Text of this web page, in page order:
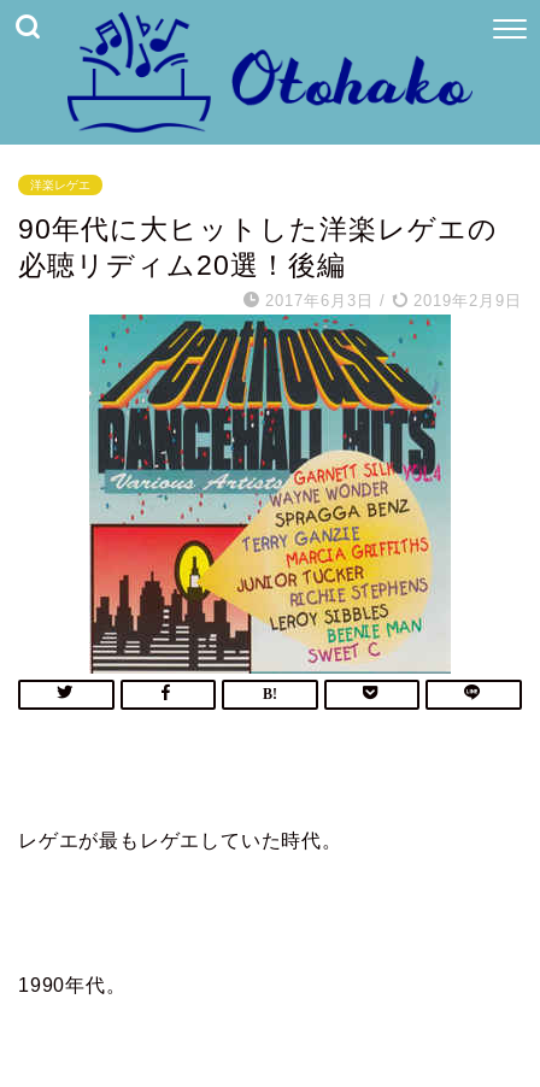
洋楽レゲエ
90年代に大ヒットした洋楽レゲエの
必聴リディム20選！後編
2017年6月3日 / 2019年2月9日
レゲエが最もレゲエしていた時代。
1990年代。